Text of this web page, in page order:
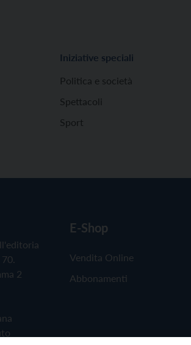
Iniziative speciali
Politica e società
Spettacoli
Sport
2
E-Shop
Vendita Online
Abbonamenti